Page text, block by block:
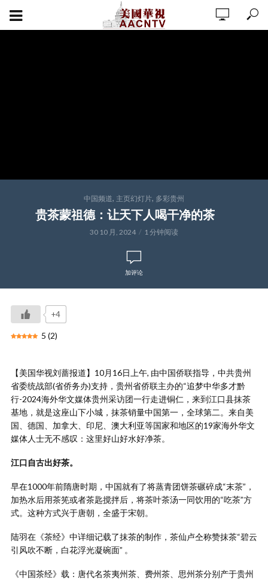
中国频道, 主页幻灯片, 多彩贵州
贵茶蒙祖德：让天下人喝干净的茶
30 10 月, 2024 1 分钟阅读
加评论
+4
5 (2)
【美国华视刘蔷报道】10月16日上午, 由中国侨联指导，中共贵州
省委统战部(省侨务办)支持，贵州省侨联主办的“追梦中华多才黔
行-2024海外华文媒体贵州采访团一行走进铜仁，来到江口县抹茶
基地，就是这座山下小城，抹茶销量中国第一，全球第二。来自美
国、德国、加拿大、印尼、澳大利亚等国家和地区的19家海外华文
媒体人士无不感叹：这里好山好水好净茶。
江口自古出好茶。
早在1000年前隋唐时期，中国就有了将蒸青团饼茶碾碎成“末茶”，
加热水后用茶筅或者茶匙搅拌后，将茶叶茶汤一同饮用的“吃茶”方
式。这种方式兴于唐朝，全盛于宋朝。
陆羽在《茶经》中详细记载了抹茶的制作，茶仙卢仝称赞抹茶“碧云
引风吹不断，白花浮光凝碗面” 。
《中国茶经》载：唐代名茶夷州茶、费州茶、思州茶分别产于贵州